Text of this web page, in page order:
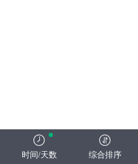
时间/天数 综合排序